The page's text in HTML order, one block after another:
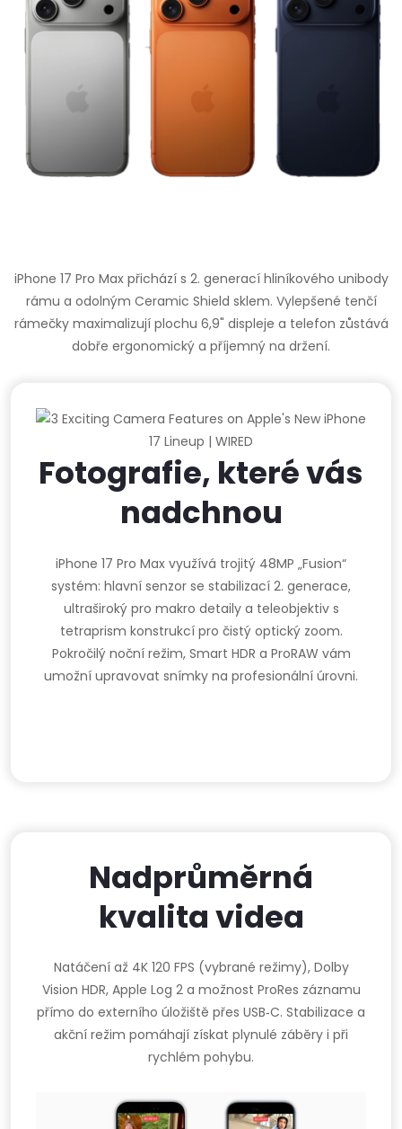
iPhone 17 Pro Max přichází s 2. generací hliníkového unibody
rámu a odolným Ceramic Shield sklem. Vylepšené tenčí
rámečky maximalizují plochu 6,9" displeje a telefon zůstává
dobře ergonomický a příjemný na držení.
Fotografie, které vás
nadchnou
iPhone 17 Pro Max využívá trojitý 48MP „Fusion“
systém: hlavní senzor se stabilizací 2. generace,
ultraširoký pro makro detaily a teleobjektiv s
tetraprism konstrukcí pro čistý optický zoom.
Pokročilý noční režim, Smart HDR a ProRAW vám
umožní upravovat snímky na profesionální úrovni.
Nadprůměrná
kvalita videa
Natáčení až 4K 120 FPS (vybrané režimy), Dolby
Vision HDR, Apple Log 2 a možnost ProRes záznamu
přímo do externího úložiště přes USB‑C. Stabilizace a
akční režim pomáhají získat plynulé záběry i při
rychlém pohybu.